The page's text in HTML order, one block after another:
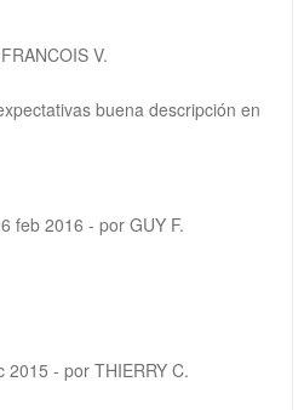
V.
buena descripción en
feb 2016 - por GUY F.
2015 - por THIERRY C.